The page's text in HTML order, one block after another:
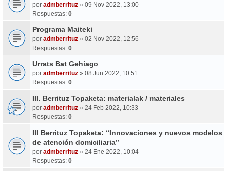
por admberrituz » 09 Nov 2022, 13:00
Respuestas: 0
Programa Maiteki
por admberrituz » 02 Nov 2022, 12:56
Respuestas: 0
Urrats Bat Gehiago
por admberrituz » 08 Jun 2022, 10:51
Respuestas: 0
III. Berrituz Topaketa: materialak / materiales
por admberrituz » 24 Feb 2022, 10:33
Respuestas: 0
III Berrituz Topaketa: “Innovaciones y nuevos modelos
de atención domiciliaria”
por admberrituz » 24 Ene 2022, 10:04
Respuestas: 0